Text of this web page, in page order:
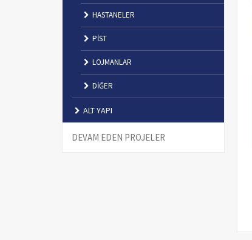
HASTANELER
PİST
LOJMANLAR
DİĞER
ALT YAPI
DEVAM EDEN PROJELER